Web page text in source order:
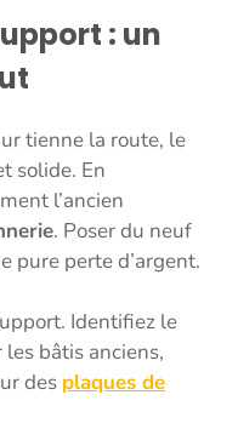
: un
tienne la route, le
solide. En
l’ancien
. Poser du neuf
pure perte d’argent.
Identifiez le
bâtis anciens,
des plaques de